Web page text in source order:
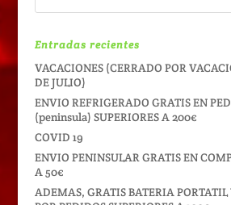
Entradas recientes
VACACIONES (CERRADO POR
DE JULIO)
ENVIO REFRIGERADO GRATIS EN
(peninsula) SUPERIORES A 200€
COVID 19
ENVIO PENINSULAR GRATIS EN
A 50€
ADEMAS, GRATIS BATERIA